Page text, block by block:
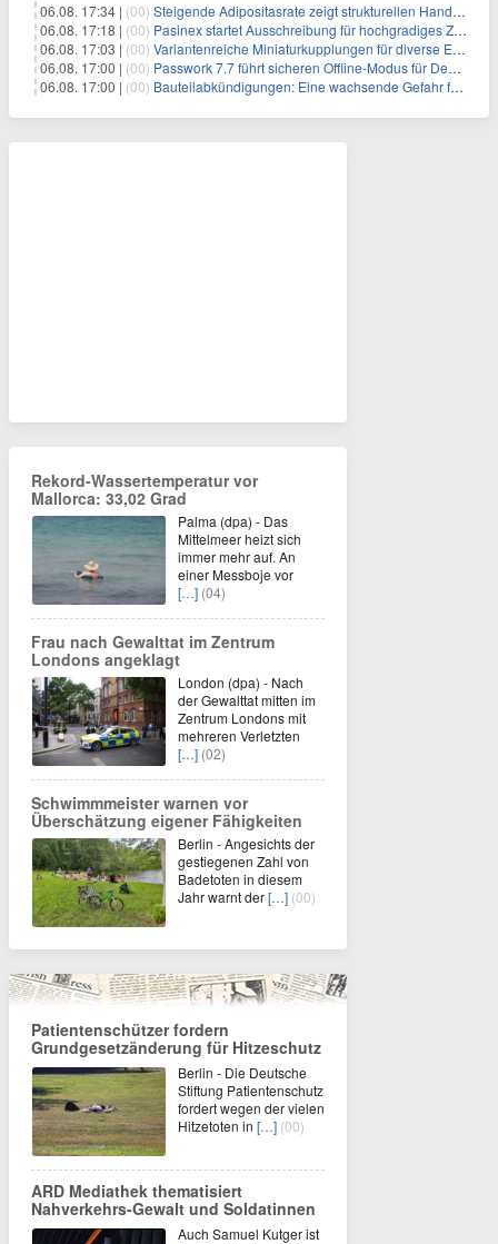
06.08. 17:34 | (00) Steigende Adipositasrate zeigt strukturellen Handlungsbedarf bei der Ernährung schulpflichtiger Kinder
06.08. 17:18 | (00) Pasinex startet Ausschreibung für hochgradiges Zinksulfidkonzentrat mit Germanium- und Silbergehalten und stellt ein Betriebsupdate bereit
06.08. 17:03 | (00) Variantenreiche Miniaturkupplungen für diverse Einsatzbereiche
06.08. 17:00 | (00) Passwork 7.7 führt sicheren Offline-Modus für Desktop- und Mobile-Apps ein
06.08. 17:00 | (00) Bauteilabkündigungen: Eine wachsende Gefahr für industrielle Elektroniksysteme
Rekord-Wassertemperatur vor
Mallorca: 33,02 Grad
Palma (dpa) - Das
Mittelmeer heizt sich
immer mehr auf. An
einer Messboje vor
[…] (04)
Frau nach Gewalttat im Zentrum
Londons angeklagt
London (dpa) - Nach
der Gewalttat mitten im
Zentrum Londons mit
mehreren Verletzten
[…] (02)
Schwimmmeister warnen vor
Überschätzung eigener Fähigkeiten
Berlin - Angesichts der
gestiegenen Zahl von
Badetoten in diesem
Jahr warnt der[…] (00)
Patientenschützer fordern
Grundgesetzänderung für Hitzeschutz
Berlin - Die Deutsche
Stiftung Patientenschutz
fordert wegen der vielen
Hitzetoten in […] (00)
ARD Mediathek thematisiert
Nahverkehrs-Gewalt und Soldatinnen
Auch Samuel Kutger ist